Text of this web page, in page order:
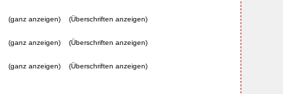
(ganz anzeigen) (Überschriften anzeigen)
(ganz anzeigen) (Überschriften anzeigen)
(ganz anzeigen) (Überschriften anzeigen)